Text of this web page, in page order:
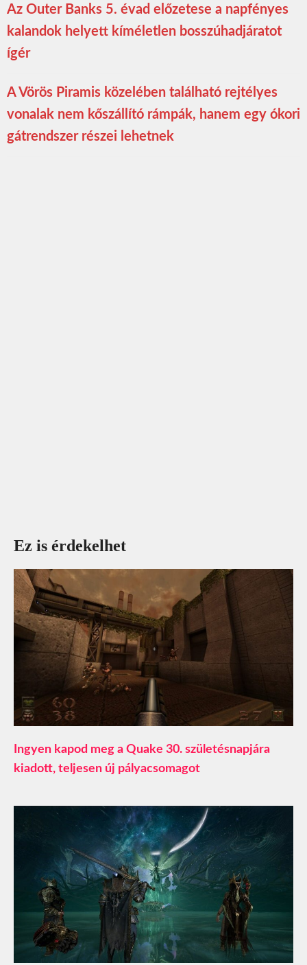
Az Outer Banks 5. évad előzetese a napfényes
kalandok helyett kíméletlen bosszúhadjáratot
ígér
A Vörös Piramis közelében található rejtélyes
vonalak nem kőszállító rámpák, hanem egy ókori
gátrendszer részei lehetnek
Ez is érdekelhet
Ingyen kapod meg a Quake 30. születésnapjára
kiadott, teljesen új pályacsomagot